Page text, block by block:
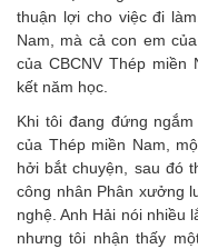
thuận lợi cho việc đi
Nam, mà cả con em
của CBCNV Thép miền
kết năm học.
Khi tôi đang đứng
của Thép miền Nam,
hởi bắt chuyện, sau đó
công nhân Phân xưởng
nghệ. Anh Hải nói nhiều
nhưng tôi nhận thấy